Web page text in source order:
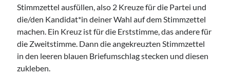
Stimmzettel ausfüllen, also 2 Kreuze für die Partei und
die/den Kandidat*in deiner Wahl auf dem Stimmzettel
machen. Ein Kreuz ist für die Erststimme, das andere für
die Zweitstimme. Dann die angekreuzten Stimmzettel
in den leeren blauen Briefumschlag stecken und diesen
zukleben.